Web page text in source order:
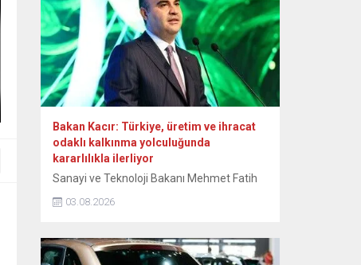
yaptığı yazılı açıklamada, bu yılın 7 aylık
döneminde Trabzon’dan 841 milyon 470...
Bakan Kacır: Türkiye, üretim ve ihracat
odaklı kalkınma yolculuğunda
kararlılıkla ilerliyor
Sanayi ve Teknoloji Bakanı Mehmet Fatih
performansının sürdüğünü belirtti. Kacır,
temmuz ayı ihracat rakamlarını
değerlendirdi. Sanayicinin katma değerli
03.08.2026